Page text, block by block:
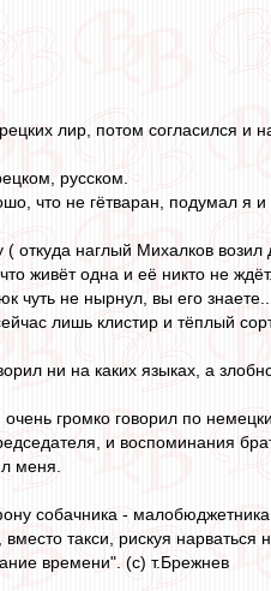
лир, потом согласился и
русском.
что не гётваран, подумал я и
откуда наглый Михалков возил
живёт одна и её никто не ждёт.
чуть не нырнул, вы его
лишь клистир и тёплый
ни на каких языках, а
громко говорил по
и воспоминания
меня.
собачника -
такси, рискуя нарваться
времени". (с) т.Брежнев